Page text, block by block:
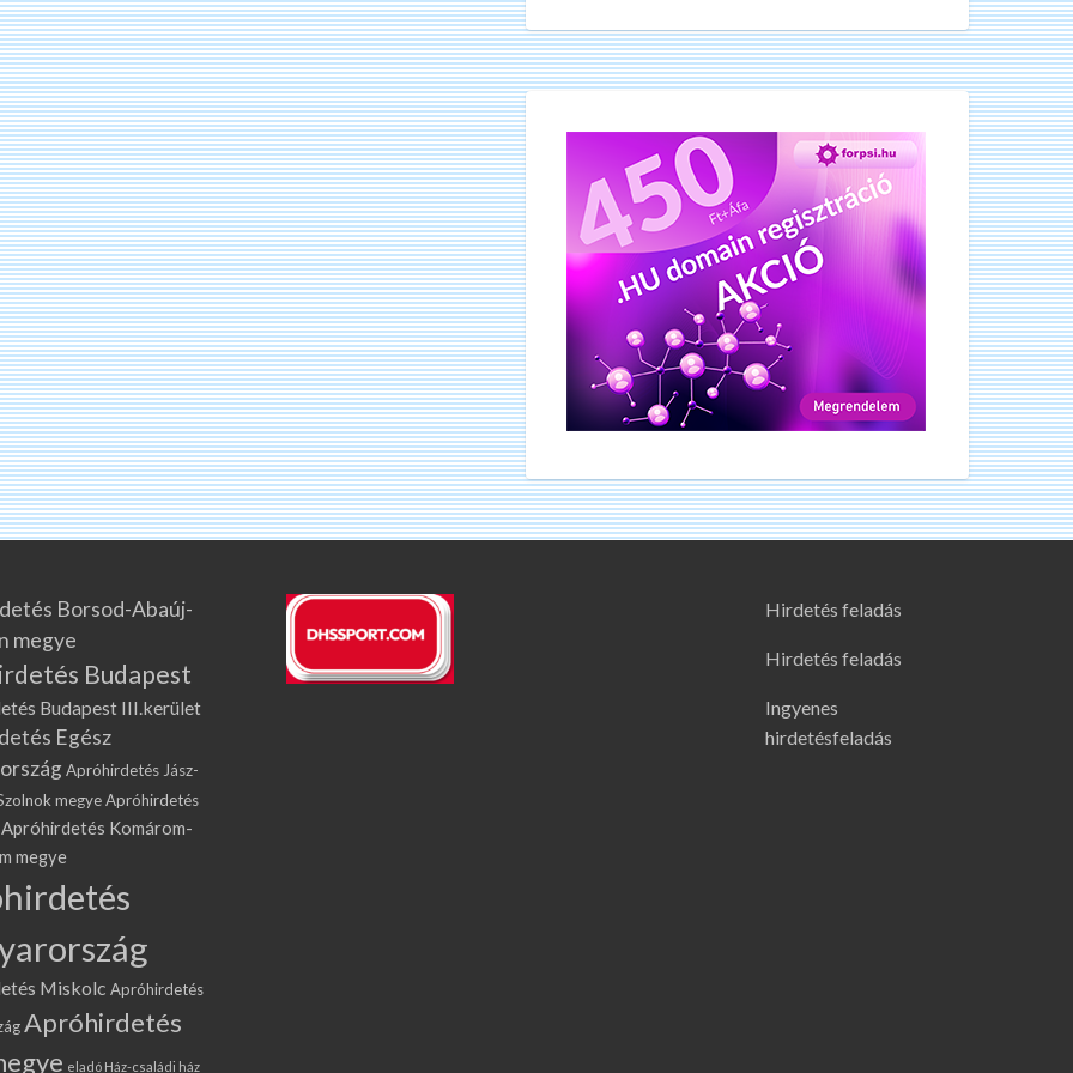
Borsod-Abaúj-
megye
Budapest
Budapest III.kerület
Egész
Apróhirdetés Jász-
megyeApróhirdetés
Apróhirdetés Komárom-
megye
Miskolc Apróhirdetés
Apróhirdetés
eladó Ház-családi ház
Hirdetés feladás
Hirdetés feladás
Ingyenes
hirdetésfeladás